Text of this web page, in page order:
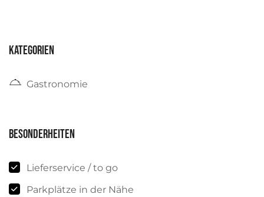
Kategorien
Gastronomie
Besonderheiten
Lieferservice / to go
Parkplätze in der Nähe